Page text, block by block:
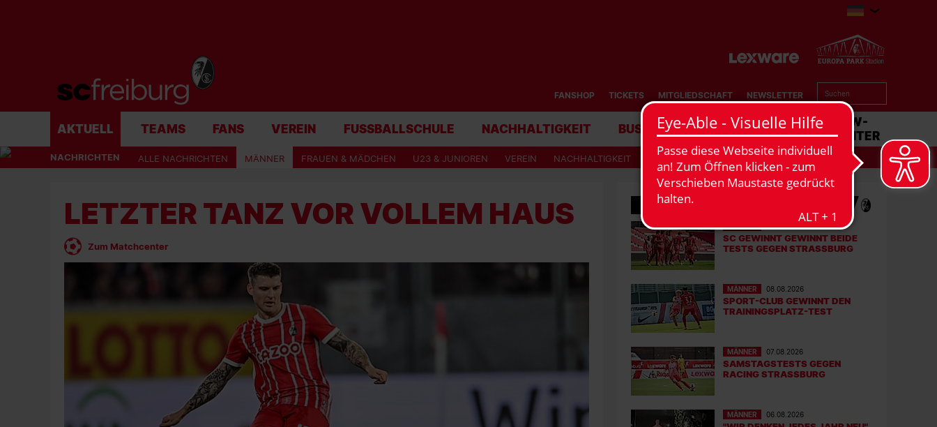
FANSHOP TICKETS MITGLIEDSCHAFT NEWSLETTER
AKTUELL TEAMS FANS VEREIN FUSSBALLSCHULE NACHHALTIGKEIT BUSINESS STADION MATCHCENTER
NACHRICHTEN ALLE NACHRICHTEN MÄNNER FRAUEN & MÄDCHEN U23 & JUNIOREN VEREIN NACHHALTIGKEIT
LETZTER TANZ VOR VOLLEM HAUS
Zum Matchcenter
MÄNNER 08.08.2026
SC GEWINNT GEWINNT BEIDE
TESTS GEGEN STRASSBURG
MÄNNER 08.08.2026
SPORT-CLUB GEWINNT DEN
TRAININGSPLATZ-TEST
MÄNNER 07.08.2026
SAMSTAGSTESTS GEGEN
RACING STRASSBURG
MÄNNER 06.08.2026